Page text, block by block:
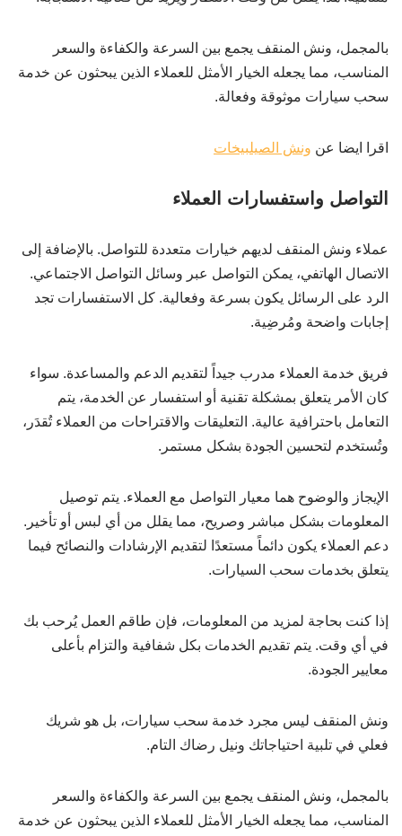
بالمجمل، ونش المنقف يجمع بين السرعة والكفاءة والسعر
المناسب، مما يجعله الخيار الأمثل للعملاء الذين يبحثون عن خدمة
سحب سيارات موثوقة وفعالة.
اقرا ايضا عن ونش الصيلبيخات
التواصل واستفسارات العملاء
عملاء ونش المنقف لديهم خيارات متعددة للتواصل. بالإضافة إلى
الاتصال الهاتفي، يمكن التواصل عبر وسائل التواصل الاجتماعي.
الرد على الرسائل يكون بسرعة وفعالية. كل الاستفسارات تجد
إجابات واضحة ومُرضِية.
فريق خدمة العملاء مدرب جيداً لتقديم الدعم والمساعدة. سواء
كان الأمر يتعلق بمشكلة تقنية أو استفسار عن الخدمة، يتم
التعامل باحترافية عالية. التعليقات والاقتراحات من العملاء تُقدَر،
وتُستخدم لتحسين الجودة بشكل مستمر.
الإيجاز والوضوح هما معيار التواصل مع العملاء. يتم توصيل
المعلومات بشكل مباشر وصريح، مما يقلل من أي لبس أو تأخير.
دعم العملاء يكون دائماً مستعدًا لتقديم الإرشادات والنصائح فيما
يتعلق بخدمات سحب السيارات.
إذا كنت بحاجة لمزيد من المعلومات، فإن طاقم العمل يُرحب بك
في أي وقت. يتم تقديم الخدمات بكل شفافية والتزام بأعلى
معايير الجودة.
ونش المنقف ليس مجرد خدمة سحب سيارات، بل هو شريك
فعلي في تلبية احتياجاتك ونيل رضاك التام.
بالمجمل، ونش المنقف يجمع بين السرعة والكفاءة والسعر
المناسب، مما يجعله الخيار الأمثل للعملاء الذين يبحثون عن خدمة